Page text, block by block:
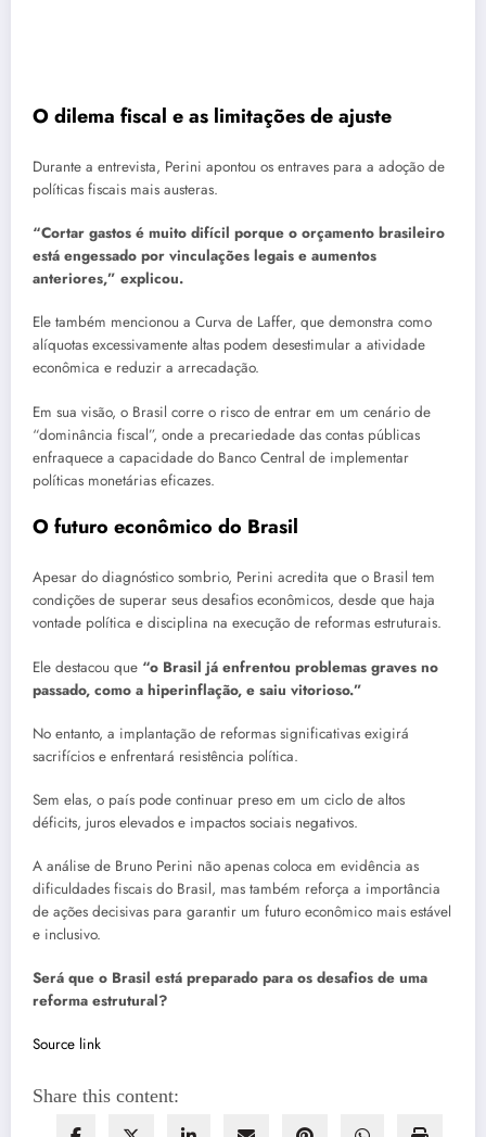
O dilema fiscal e as limitações de ajuste
Durante a entrevista, Perini apontou os entraves para a adoção de
políticas fiscais mais austeras.
“Cortar gastos é muito difícil porque o orçamento brasileiro
está engessado por vinculações legais e aumentos
anteriores,” explicou.
Ele também mencionou a Curva de Laffer, que demonstra como
alíquotas excessivamente altas podem desestimular a atividade
econômica e reduzir a arrecadação.
Em sua visão, o Brasil corre o risco de entrar em um cenário de
“dominância fiscal”, onde a precariedade das contas públicas
enfraquece a capacidade do Banco Central de implementar
políticas monetárias eficazes.
O futuro econômico do Brasil
Apesar do diagnóstico sombrio, Perini acredita que o Brasil tem
condições de superar seus desafios econômicos, desde que haja
vontade política e disciplina na execução de reformas estruturais.
Ele destacou que “o Brasil já enfrentou problemas graves no
passado, como a hiperinflação, e saiu vitorioso.”
No entanto, a implantação de reformas significativas exigirá
sacrifícios e enfrentará resistência política.
Sem elas, o país pode continuar preso em um ciclo de altos
déficits, juros elevados e impactos sociais negativos.
A análise de Bruno Perini não apenas coloca em evidência as
dificuldades fiscais do Brasil, mas também reforça a importância
de ações decisivas para garantir um futuro econômico mais estável
e inclusivo.
Será que o Brasil está preparado para os desafios de uma
reforma estrutural?
Source link
Share this content: